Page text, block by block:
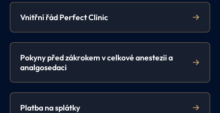
Vnitřní řád Perfect Clinic
Pokyny před zákrokem v celkové anestezii a
analgosedaci
Platba na splátky